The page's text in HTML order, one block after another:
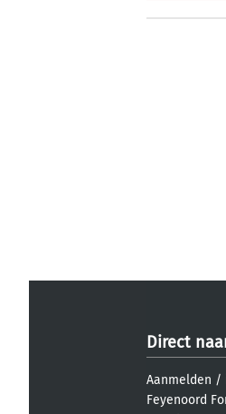
Direct
Aanmelden /
Feyenoord